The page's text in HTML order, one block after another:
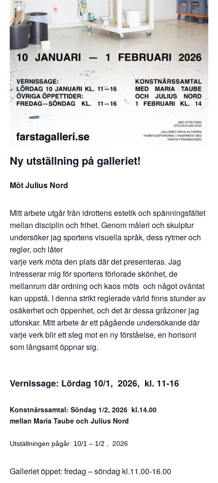
Ny utställning på galleriet!
Möt Julius Nord
Mitt arbete utgår från idrottens estetik och spänningsfältet
mellan disciplin och frihet. Genom måleri och skulptur
undersöker jag sportens visuella språk, dess rytmer och
regler, och låter
varje verk möta den plats där det presenteras. Jag
intresserar mig för sportens förlorade skönhet, de
mellanrum där ordning och kaos möts och något oväntat
kan uppstå. I denna strikt reglerade värld finns stunder av
osäkerhet och öppenhet, och det är dessa gråzoner jag
utforskar. Mitt arbete är ett pågående undersökande där
varje verk blir ett steg mot en ny förståelse, en horisont
som långsamt öppnar sig.
Vernissage: Lördag 10/1, 2026, kl. 11-16
Konstnärssamtal: Söndag 1/2, 2026 kl.14.00
mellan Maria Taube och Julius Nord
Utställningen pågår: 10/1 – 1/2 2026
Galleriet öppet: fredag – söndag kl.11.00-16.00